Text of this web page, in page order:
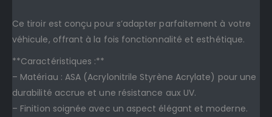
Ce tiroir est conçu pour s’adapter parfaitement à votre
véhicule, offrant à la fois fonctionnalité et esthétique.
**Caractéristiques :**
– Matériau : ASA (Acrylonitrile Styrène Acrylate) pour une
durabilité accrue et une résistance aux UV.
– Finition soignée avec un aspect élégant et moderne.